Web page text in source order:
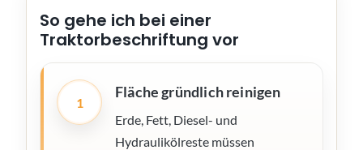
So gehe ich bei einer
Traktorbeschriftung vor
1
Fläche gründlich reinigen
Erde, Fett, Diesel- und
Hydraulikölreste müssen